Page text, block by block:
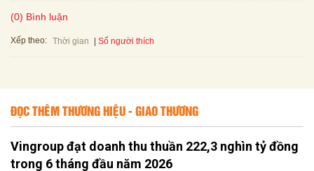
(0) Bình luận
Xếp theo: Thời gian Số người thích
ĐỌC THÊM THƯƠNG HIỆU - GIAO THƯƠNG
Vingroup đạt doanh thu thuần 222,3 nghìn tỷ đồng
trong 6 tháng đầu năm 2026